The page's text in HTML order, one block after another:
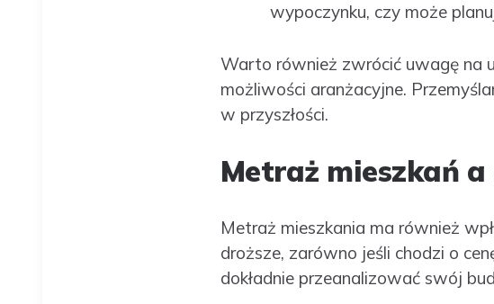
wypoczynku, czy może
Warto również zwrócić uwagę na
możliwości aranżacyjne.
w przyszłości.
Metraż mieszkań a
Metraż mieszkania ma również
droższe, zarówno jeśli chodzi o
dokładnie przeanalizować swój